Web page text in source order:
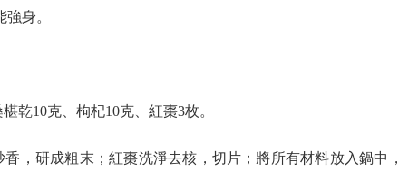
身。
10克、枸杞10克、紅棗3枚。
研成粗末；紅棗洗淨去核，切片；將所有材料放入鍋中